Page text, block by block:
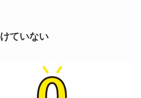
ていない